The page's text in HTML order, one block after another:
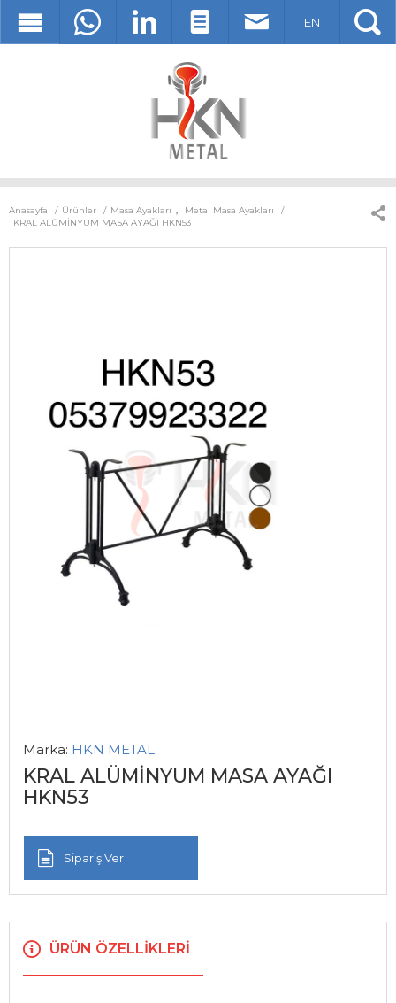
EN
Anasayfa Ürünler Masa Ayakları ,
Metal Masa Ayakları
KRAL ALÜMİNYUM MASA AYAĞI HKN53
Marka: HKN METAL
KRAL ALÜMİNYUM MASA AYAĞI
HKN53
Sipariş Ver
ÜRÜN ÖZELLIKLERI